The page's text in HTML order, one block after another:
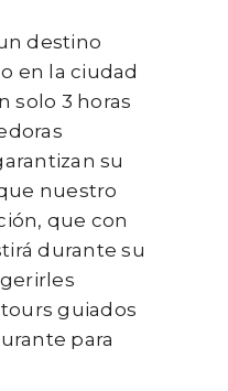
destino
en la ciudad
solo 3 horas
su
nuestro
que con
durante su
guiados
para